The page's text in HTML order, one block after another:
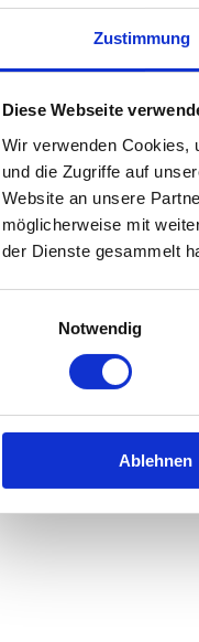
Zustimmung
Diese Webseite
Wir verwenden Cookies,
und die Zugriffe auf
Website an unsere
möglicherweise mit
der Dienste gesammelt
Notwendig
Ablehnen
Application error: aclient-